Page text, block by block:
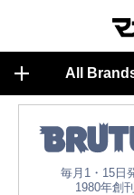
All
毎月1・15日
1980年創刊